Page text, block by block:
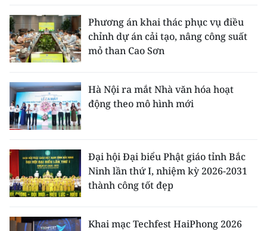
Phương án khai thác phục vụ điều
chỉnh dự án cải tạo, nâng công suất
mỏ than Cao Sơn
Hà Nội ra mắt Nhà văn hóa hoạt
động theo mô hình mới
Đại hội Đại biểu Phật giáo tỉnh Bắc
Ninh lần thứ I, nhiệm kỳ 2026-2031
thành công tốt đẹp
Khai mạc Techfest HaiPhong 2026